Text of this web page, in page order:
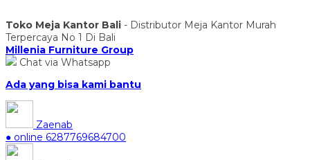
Toko Meja Kantor Bali - Distributor Meja Kantor Murah
Terpercaya No 1 Di Bali
Millenia Furniture Group
Chat via Whatsapp
Ada yang bisa kami bantu
Zaenab
● online 6287769684700